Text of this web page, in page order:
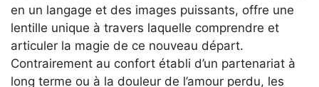
en un langage et des images puissants, offre une
lentille unique à travers laquelle comprendre et
articuler la magie de ce nouveau départ.
Contrairement au confort établi d’un partenariat à
long terme ou à la douleur de l’amour perdu, les